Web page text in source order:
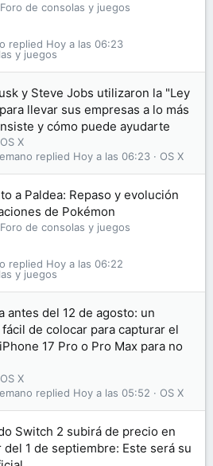
Foro de consolas y juegos
y juegos
Hoy a las 06:23
y Steve Jobs utilizaron la "Ley
llevar sus empresas a lo más
y cómo puede ayudarte
OS X
OS X
Hoy a las 06:23
a Paldea: Repaso y evolución
de Pokémon
Foro de consolas y juegos
y juegos
Hoy a las 06:22
antes del 12 de agosto: un
de colocar para capturar el
17 Pro o Pro Max para no
OS X
OS X
Hoy a las 05:52
Switch 2 subirá de precio en
1 de septiembre: Este será su